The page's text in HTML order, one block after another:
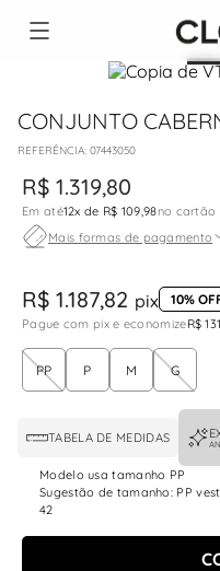
CONJUNTO
: 07443050
R$ 1.319,80
Em até12x de R$ 109,98no cartão
Mais formas de pagamento
R$ 1.187,82 pix 10%
Pague com pix e economizeR$
PP P M G
TABELA DE MEDIDAS
Modelo usa tamanho PP
Sugestão de tamanho: PP
42